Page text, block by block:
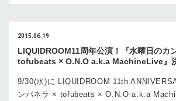
2015.06.19
LIQUIDROOM11周年公演！『水曜日のカ
tofubeats × O.N.O a.k.a MachineLive』
9/30(水)に LIQUIDROOM 11th
ンパネラ × tofubeats × O.N.O a.k.a